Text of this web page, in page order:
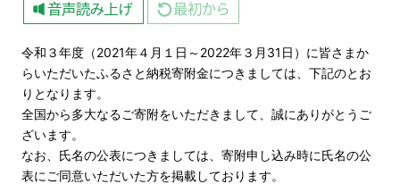
令和３年度（2021年４月１日～2022年３月31日）に皆さまか
らいただいたふるさと納税寄附金につきましては、下記のとお
りとなります。
全国から多大なるご寄附をいただきまして、誠にありがとうご
ざいます。
なお、氏名の公表につきましては、寄附申し込み時に氏名の公
表にご同意いただいた方を掲載しております。